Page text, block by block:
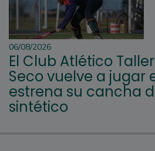
06/08/2026
El Club Atlético
Seco vuelve a jugar
estrena su cancha
sintético